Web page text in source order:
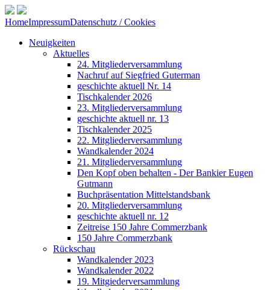
HomeImpressumDatenschutz / Cookies
Neuigkeiten
Aktuelles
24. Mitgliederversammlung
Nachruf auf Siegfried Guterman
geschichte aktuell Nr. 14
Tischkalender 2026
23. Mitgliederversammlung
geschichte aktuell nr. 13
Tischkalender 2025
22. Mitgliederversammlung
Wandkalender 2024
21. Mitgliederversammlung
Den Kopf oben behalten - Der Bankier Eugen
Gutmann
Buchpräsentation Mittelstandsbank
20. Mitgliederversammlung
geschichte aktuell nr. 12
Zeitreise 150 Jahre Commerzbank
150 Jahre Commerzbank
Rückschau
Wandkalender 2023
Wandkalender 2022
19. Mitgiederversammlung